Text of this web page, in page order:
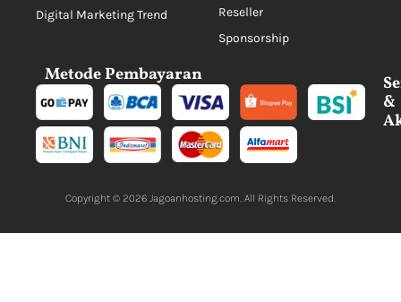
Digital Marketing Trend
Reseller
Sponsorship
Metode Pembayaran
&
Copyright © 2026 Jagoanhosting.com. All Rights Reserved.